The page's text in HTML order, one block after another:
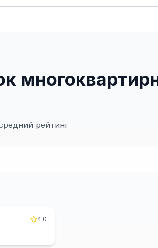
рейтинг
4.0